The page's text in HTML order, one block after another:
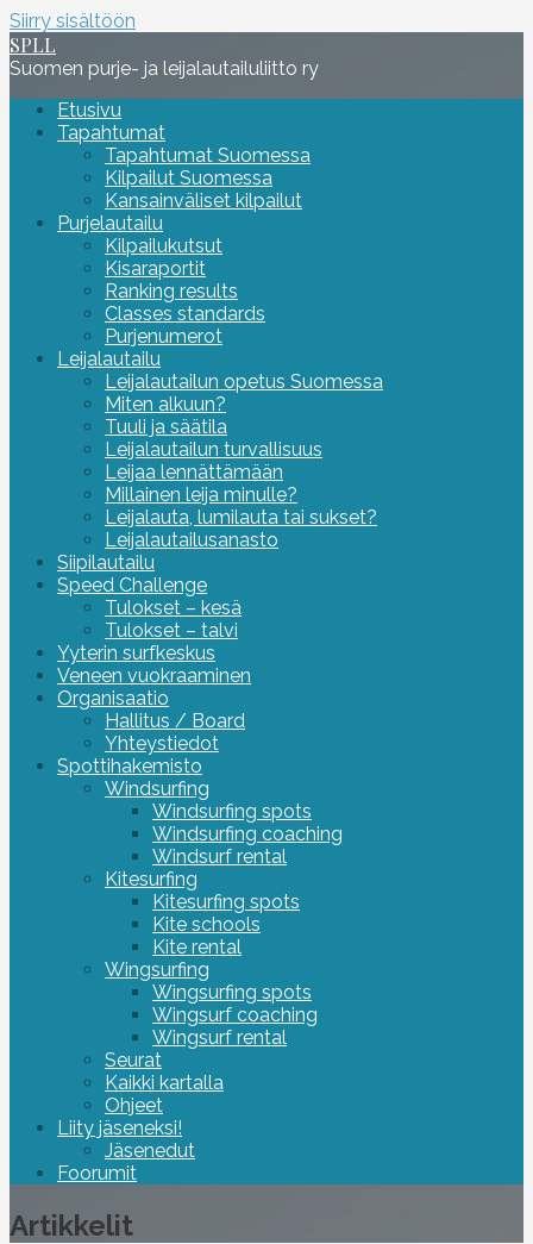
Siirry sisältöön
SPLL
Suomen purje- ja leijalautailuliitto ry
Etusivu
Tapahtumat
Tapahtumat Suomessa
Kilpailut Suomessa
Kansainväliset kilpailut
Purjelautailu
Kilpailukutsut
Kisaraportit
Ranking results
Classes standards
Purjenumerot
Leijalautailu
Leijalautailun opetus Suomessa
Miten alkuun?
Tuuli ja säätila
Leijalautailun turvallisuus
Leijaa lennättämään
Millainen leija minulle?
Leijalauta, lumilauta tai sukset?
Leijalautailusanasto
Siipilautailu
Speed Challenge
Tulokset – kesä
Tulokset – talvi
Yyterin surfkeskus
Veneen vuokraaminen
Organisaatio
Hallitus / Board
Yhteystiedot
Spottihakemisto
Windsurfing
Windsurfing spots
Windsurfing coaching
Windsurf rental
Kitesurfing
Kitesurfing spots
Kite schools
Kite rental
Wingsurfing
Wingsurfing spots
Wingsurf coaching
Wingsurf rental
Seurat
Kaikki kartalla
Ohjeet
Liity jäseneksi!
Jäsenedut
Foorumit
Artikkelit